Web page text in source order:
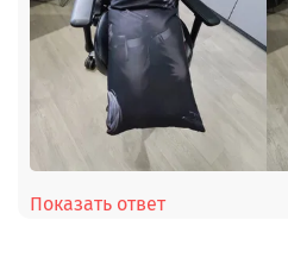
Показать ответ